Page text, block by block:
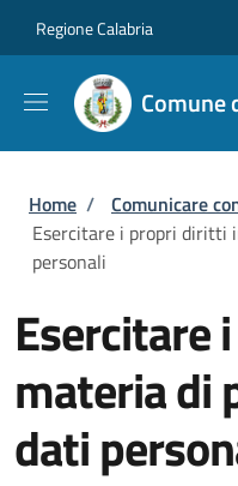
Regione Calabria
Comune
Briciole di
Home / Comunicare
Esercitare i propri diritti
personali
Esercitare
materia di
dati